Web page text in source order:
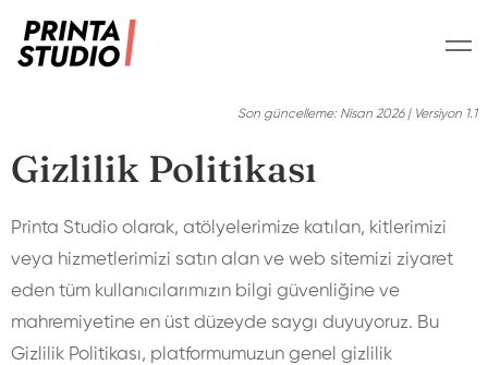
Son güncelleme: Nisan 2026 | Versiyon 1.1
Gizlilik Politikası
Printa Studio olarak, atölyelerimize katılan, kitlerimizi
veya hizmetlerimizi satın alan ve web sitemizi ziyaret
eden tüm kullanıcılarımızın bilgi güvenliğine ve
mahremiyetine en üst düzeyde saygı duyuyoruz. Bu
Gizlilik Politikası, platformumuzun genel gizlilik